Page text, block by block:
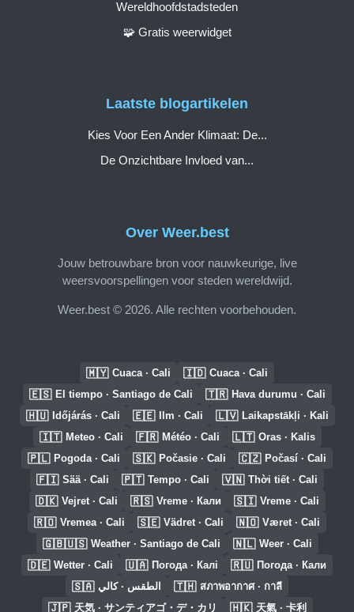
Over Weer.best
Jouw betrouwbare bron voor nauwkeurige, live
weersvoorspellingen voor steden wereldwijd.
Weer.best © 2026. Alle rechten voorbehouden.
Wereldhoofdstadsteden
🧩 Gratis weerwidget
Laatste blogartikelen
Kies Voor Een Ander Klimaat: De...
De Onzichtbare Invloed van...
🇲🇾 Cuaca · Cali 🇮🇩 Cuaca · Cali
🇪🇸 El tiempo · Santiago de Cali 🇹🇷 Hava durumu · Cali
🇭🇺 Időjárás · Cali 🇪🇪 Ilm · Cali 🇱🇻 Laikapstākļi · Kali
🇮🇹 Meteo · Cali 🇫🇷 Météo · Cali 🇱🇹 Oras · Kalis
🇵🇱 Pogoda · Cali 🇸🇰 Počasie · Cali 🇨🇿 Počasí · Cali
🇫🇮 Sää · Cali 🇵🇹 Tempo · Cali 🇻🇳 Thời tiết · Cali
🇩🇰 Vejret · Cali 🇷🇸 Vreme · Кали 🇸🇮 Vreme · Cali
🇷🇴 Vremea · Cali 🇸🇪 Vädret · Cali 🇳🇴 Været · Cali
🇬🇧🇺🇸 Weather · Santiago de Cali 🇳🇱 Weer · Cali
🇩🇪 Wetter · Cali 🇺🇦 Погода · Калі 🇷🇺 Погода · Кали
🇸🇦 الطقس · كالي 🇹🇭 สภาพอากาศ · กาลี
🇯🇵 天気 · サンティアゴ・デ・カリ 🇭🇰 天氣 · 卡利